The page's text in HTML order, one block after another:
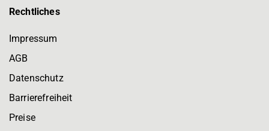
Rechtliches
Impressum
AGB
Datenschutz
Barrierefreiheit
Preise